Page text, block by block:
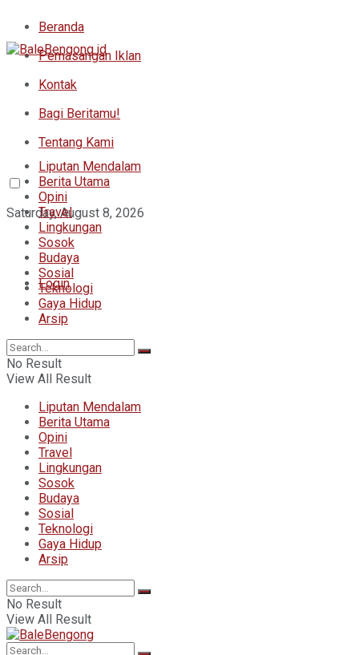
Beranda
Pemasangan Iklan
Kontak
Bagi Beritamu!
Tentang Kami
Saturday, August 8, 2026
Login
Liputan Mendalam
Berita Utama
Opini
Travel
Lingkungan
Sosok
Budaya
Sosial
Teknologi
Gaya Hidup
Arsip
No Result
View All Result
Liputan Mendalam
Berita Utama
Opini
Travel
Lingkungan
Sosok
Budaya
Sosial
Teknologi
Gaya Hidup
Arsip
No Result
View All Result